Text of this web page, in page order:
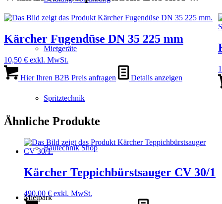
Mietgeräte
Spritztechnik
Bautechnik Shop
Mietpark
Kärcher Fugendüse DN 35 225 mm
10,50 € exkl. MwSt.
Hier Ihren B2B Preis anfragen Details anzeigen
Ähnliche Produkte
Kärcher Teppichbürstsauger CV 30/1
490,00 € exkl. MwSt.